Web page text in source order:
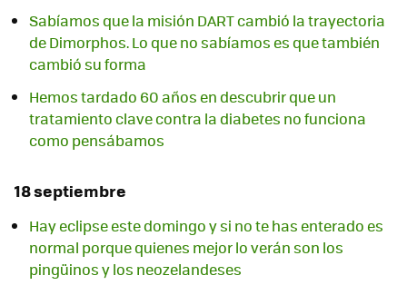
Sabíamos que la misión DART cambió la trayectoria
de Dimorphos. Lo que no sabíamos es que también
cambió su forma
Hemos tardado 60 años en descubrir que un
tratamiento clave contra la diabetes no funciona
como pensábamos
18 septiembre
Hay eclipse este domingo y si no te has enterado es
normal porque quienes mejor lo verán son los
pingüinos y los neozelandeses